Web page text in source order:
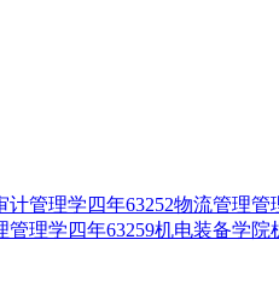
管理学四年63252物流管理
理学四年63259机电装备学